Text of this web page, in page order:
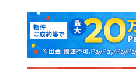
新築マンション
新築一戸建て
マンションカタログ